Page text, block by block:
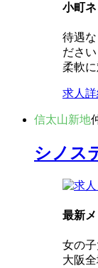
小町
待遇
ださい
柔軟に
求人
信太山新地
シノス
最新
女の子
大阪